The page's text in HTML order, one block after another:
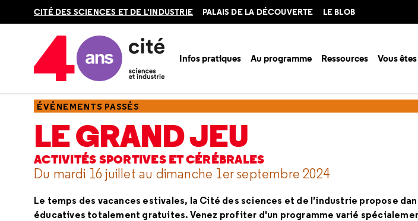
CITÉ DES SCIENCES ET DE L'INDUSTRIE PALAIS DE LA DÉCOUVERTE LE BLOB
Infos pratiques Au programme Ressources Vous êtes
Accueil Ressources
ÉVÉNEMENTS PASSÉS
LE GRAND JEU
ACTIVITÉS SPORTIVES ET CÉRÉBRALES
Du mardi 16 juillet au dimanche 1er septembre 2024
Le temps des vacances estivales, la Cité des sciences et de l’industrie propose
éducatives totalement gratuites. Venez profiter d'un programme varié